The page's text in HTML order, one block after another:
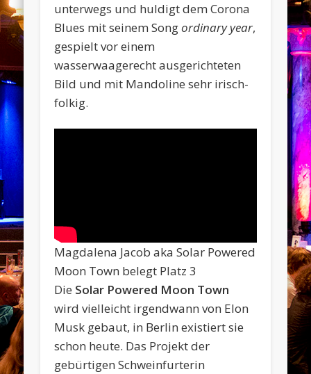
unterwegs und huldigt dem Corona
Blues mit seinem Songordinary year,
gespielt vor einem
wasserwaagerecht ausgerichteten
Bild und mit Mandoline sehr irisch-
folkig.
Magdalena Jacob aka Solar Powered
Moon Town belegt Platz 3
Die Solar Powered Moon Town
wird vielleicht irgendwann von Elon
Musk gebaut, in Berlin existiert sie
schon heute. Das Projekt der
gebürtigen Schweinfurterin